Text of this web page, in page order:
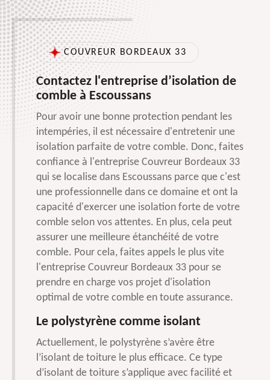
COUVREUR BORDEAUX 33
Contactez l'entreprise d’isolation de
comble à Escoussans
Pour avoir une bonne protection pendant les
intempéries, il est nécessaire d'entretenir une
isolation parfaite de votre comble. Donc, faites
confiance à l'entreprise Couvreur Bordeaux 33
qui se localise dans Escoussans parce que c'est
une professionnelle dans ce domaine et ont la
capacité d'exercer une isolation forte de votre
comble selon vos attentes. En plus, cela peut
assurer une meilleure étanchéité de votre
comble. Pour cela, faites appels le plus vite
l'entreprise Couvreur Bordeaux 33 pour se
prendre en charge vos projet d'isolation
optimal de votre comble en toute assurance.
Le polystyrène comme isolant
Actuellement, le polystyrène s’avère être
l’isolant de toiture le plus efficace. Ce type
d’isolant de toiture s’applique avec facilité et